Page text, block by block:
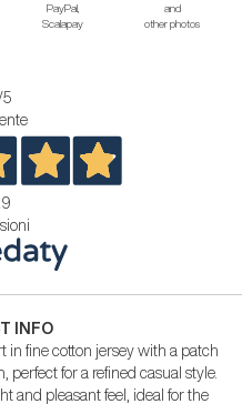
PayPal,
Scalapay
and
other photos
5
INFO
in fine cotton jersey with a patch
perfect for a refined casual style.
and pleasant feel, ideal for the